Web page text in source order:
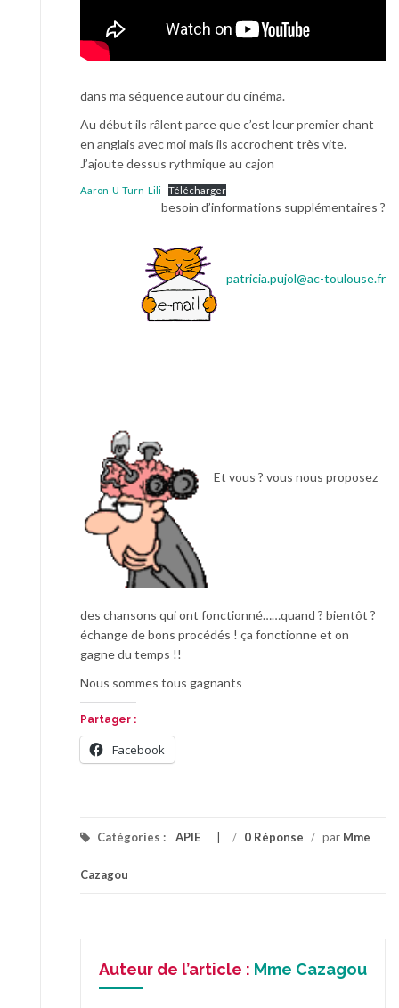
dans ma séquence autour du cinéma.
Au début ils râlent parce que c’est leur premier chant
en anglais avec moi mais ils accrochent très vite.
J’ajoute dessus rythmique au cajon
Aaron-U-Turn-Lili Télécharger
besoin d’informations supplémentaires ?
patricia.pujol@ac-toulouse.fr
Et vous ? vous nous proposez
des chansons qui ont fonctionné……quand ? bientôt ?
échange de bons procédés ! ça fonctionne et on
gagne du temps !!
Nous sommes tous gagnants
Partager :
Facebook
Catégories : APIE / 0 Réponse / par Mme
Cazagou
Auteur de l’article : Mme Cazagou